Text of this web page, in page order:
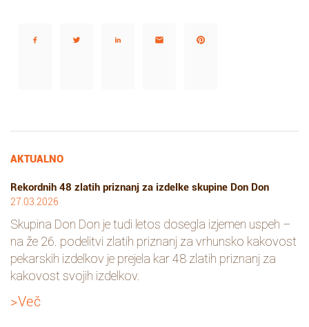
AKTUALNO
Rekordnih 48 zlatih priznanj za izdelke skupine Don Don
27.03.2026
Skupina Don Don je tudi letos dosegla izjemen uspeh –
na že 26. podelitvi zlatih priznanj za vrhunsko kakovost
pekarskih izdelkov je prejela kar 48 zlatih priznanj za
kakovost svojih izdelkov.
>Več